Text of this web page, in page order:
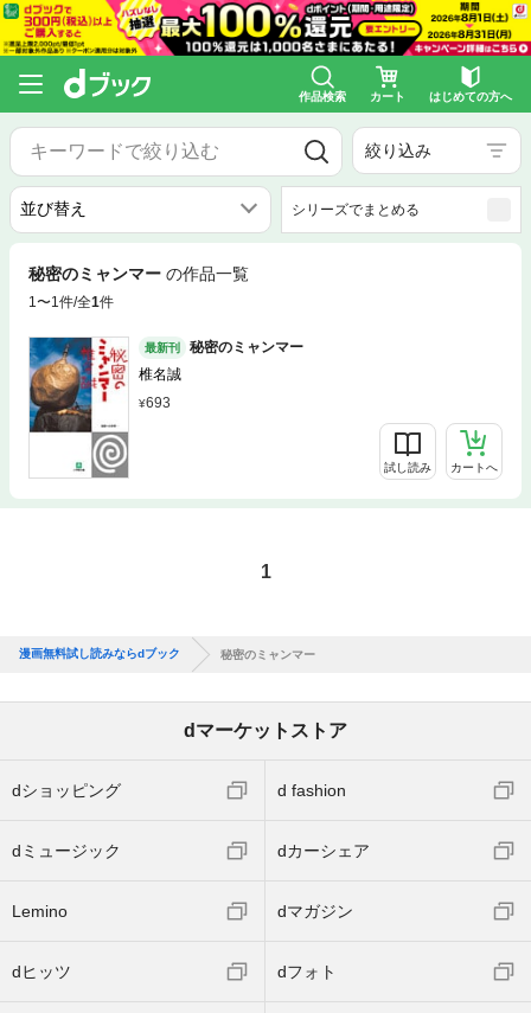
作品検索 カート はじめての方へ
絞り込み
シリーズでまとめる
秘密のミャンマー の作品一覧
1〜1件/全1件
最新刊
秘密のミャンマー
椎名誠
693
試し読み カートへ
1
漫画無料試し読みならdブック 秘密のミャンマー
dマーケットストア
dショッピング d fashion
dミュージック dカーシェア
Lemino dマガジン
dヒッツ dフォト